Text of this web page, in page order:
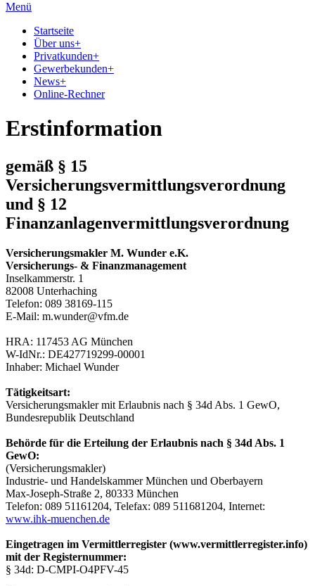
Menü
Startseite
Über uns+
Privatkunden+
Gewerbekunden+
News+
Online-Rechner
Erstinformation
gemäß § 15
Versicherungsvermittlungsverordnung
und § 12
Finanzanlagenvermittlungsverordnung
Versicherungsmakler M. Wunder e.K.
Versicherungs- & Finanzmanagement
Inselkammerstr. 1
82008 Unterhaching
Telefon: 089 38169-115
E-Mail: m.wunder@vfm.de
HRA: 117453 AG München
W-IdNr.: DE427719299-00001
Inhaber: Michael Wunder
Tätigkeitsart:
Versicherungsmakler mit Erlaubnis nach § 34d Abs. 1 GewO,
Bundesrepublik Deutschland
Behörde für die Erteilung der Erlaubnis nach § 34d Abs. 1
GewO:
(Versicherungsmakler)
Industrie- und Handelskammer München und Oberbayern
Max-Joseph-Straße 2, 80333 München
Telefon: 089 51161204, Telefax: 089 511681204, Internet:
www.ihk-muenchen.de
Eingetragen im Vermittlerregister (www.vermittlerregister.info)
mit der Registernummer:
§ 34d: D-CMPI-O4PFV-45